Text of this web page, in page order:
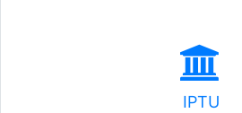
IPTU